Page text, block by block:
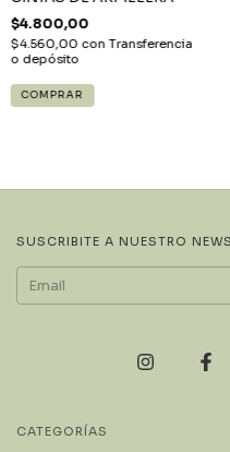
$4.800,00
$4.560,00 con Transferencia
o depósito
COMPRAR
SUSCRIBITE A NUESTRO
CATEGORÍAS